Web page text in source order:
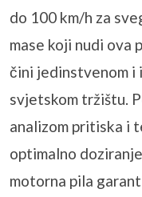
do 100 km/h za
mase koji nudi ova
čini jedinstvenom i
svjetskom tržištu.
analizom pritiska i
optimalno
motorna pila